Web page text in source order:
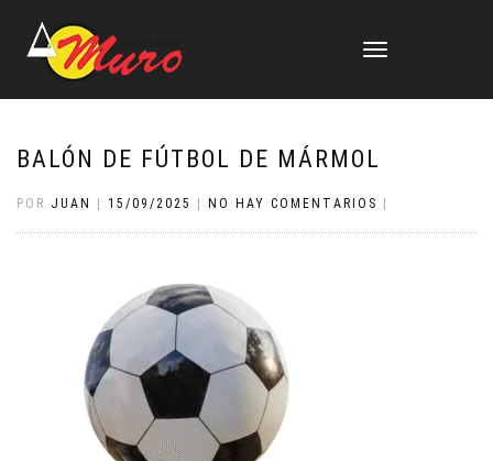
CAMBIAR
BALÓN DE FÚTBOL DE MÁRMOL
POR JUAN 15/09/2025 NO HAY COMENTARIOS